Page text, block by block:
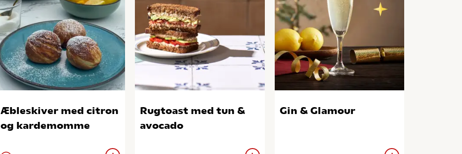
Æbleskiver med citron
og kardemomme
Rugtoast med tun &
avocado
Gin & Glamour